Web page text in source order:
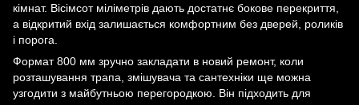
кімнат. Вісімсот міліметрів дають достатнє бокове перекриття,
а відкритий вхід залишається комфортним без дверей, роликів
і порога.
Формат 800 мм зручно закладати в новий ремонт, коли
розташування трапа, змішувача та сантехніки ще можна
узгодити з майбутньою перегородкою. Він підходить для